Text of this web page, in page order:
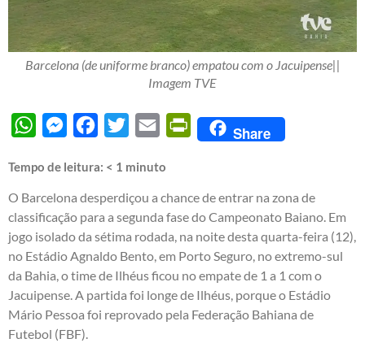
Barcelona (de uniforme branco) empatou com o Jacuipense||
Imagem TVE
WhatsAppMessengerFacebook
Twitter Email PrintFriendly
Share
Tempo de leitura: < 1 minuto
O Barcelona desperdiçou a chance de entrar na zona de
classificação para a segunda fase do Campeonato Baiano. Em
jogo isolado da sétima rodada, na noite desta quarta-feira (12),
no Estádio Agnaldo Bento, em Porto Seguro, no extremo-sul
da Bahia, o time de Ilhéus ficou no empate de 1 a 1 com o
Jacuipense. A partida foi longe de Ilhéus, porque o Estádio
Mário Pessoa foi reprovado pela Federação Bahiana de
Futebol (FBF).